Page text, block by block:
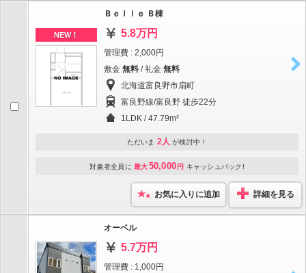
NEW！
Ｂｅｌｌｅ Ｂ棟
5.8万円
管理費 : 2,000円
敷金 無料 / 礼金 無料
北海道富良野市扇町
富良野線/富良野 徒歩22分
1LDK / 47.79m²
ただいま 2人 が検討中！
対象者全員に 最大50,000 円 キャッシュバック!
お気に入りに追加 詳細を見る
オーベル
5.7万円
管理費 : 1,000円